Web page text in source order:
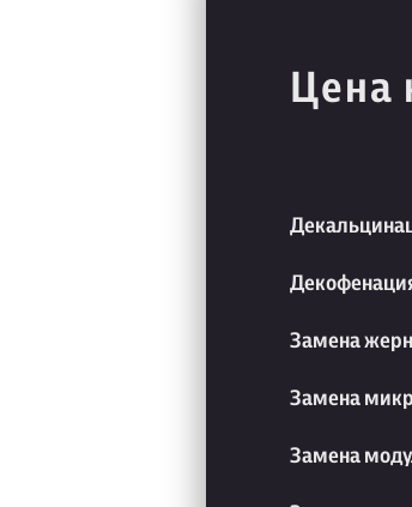
Цена
Замена
Замена
Замена